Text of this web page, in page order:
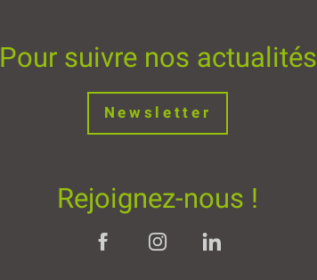
Pour suivre nos actualités
Newsletter
Rejoignez-nous !